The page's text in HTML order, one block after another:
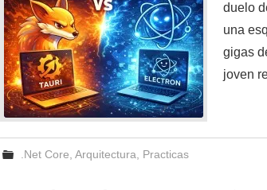
duelo
una
gigas
joven
.Net Core ,Arquitectura Practicas